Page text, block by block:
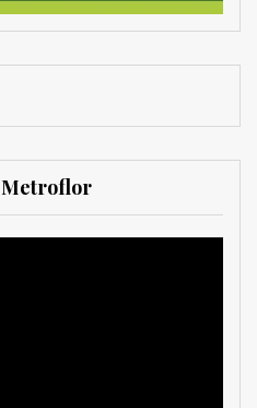
Metroflor